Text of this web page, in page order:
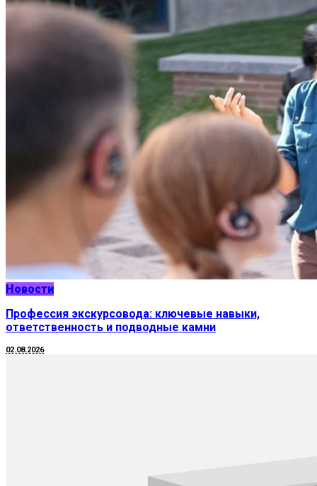
Новости
Профессия экскурсовода: ключевые навыки,
ответственность и подводные камни
02.08.2026